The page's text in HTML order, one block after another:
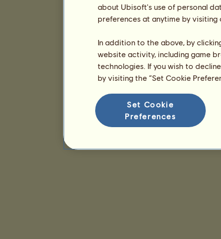
about Ubisoft's use of personal
preferences at anytime by
In addition to the above, by
website activity, including game
technologies. If you wish to
by visiting the “Set Cookie
Set Cookie
Preferences